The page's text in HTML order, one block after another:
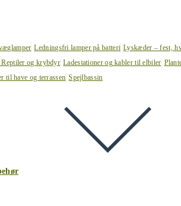
Ledningsfri lamper på batteri Lyskæder – fest,
og krybdyr Ladestationer og kabler til elbiler
til have og terrassen Spejlbassin